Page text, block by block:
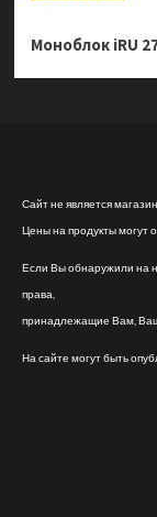
Моноблок iRU
Сайт не является
Цены на продукты могут
Если Вы обнаружили на
права,
принадлежащие Вам,
На сайте могут быть